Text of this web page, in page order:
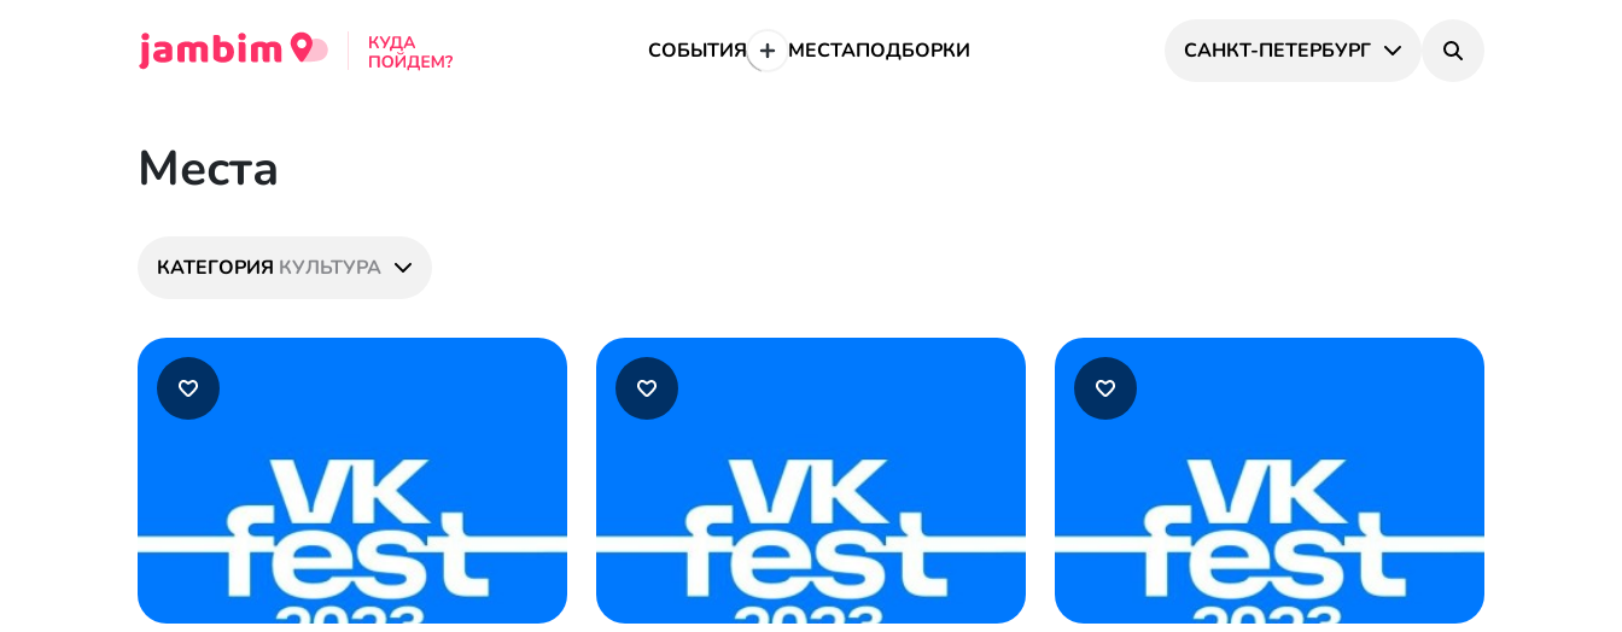
СОБЫТИЯ МЕСТАПОДБОРКИ САНКТ-ПЕТЕРБУРГ
Места
КАТЕГОРИЯ КУЛЬТУРА